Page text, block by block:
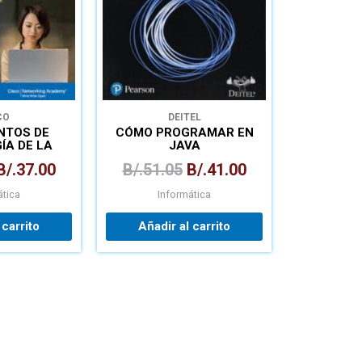
DE
DE LA
.37.00
DEITEL
CÓMO PROGRAMAR EN
JAVA
B/.51.05 B/.41.00
Informática
Añadir al carrito